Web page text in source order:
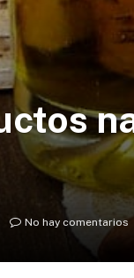
No hay comentarios